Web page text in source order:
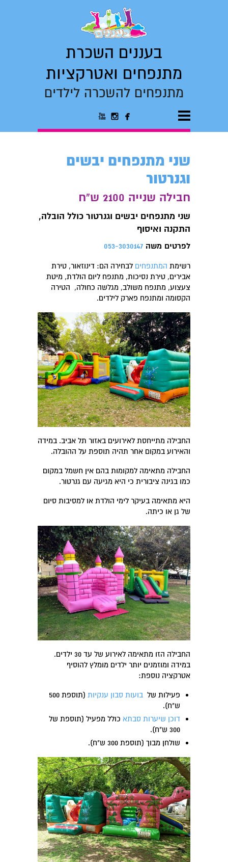
בעננים השכרת
מתנפחים ואטרקציות
מתנפחים להשכרה לילדים



שני מתנפחים יבשים
וגנרטור
חבילה שנייה 2100 ש"ח
שני מתנפחים יבשים וגנרטור כולל הובלה,
התקנה ואיסוף
לפרטים משה 053-3030147
רשימת המתנפחים לבחירה הם: דינוזאור, טירת
אבירים, טירת נסיכות, מתנפח ליום הולדת, מיטת
צעצוע, מתנפח משולב, מגלשה כחולה, הטירה
הקסומה ומתנפח פארק לילדים.
החבילה מתייחסת לאירועים באזור תל אביב. במידה
והאירוע במקום אחר תהיה תוספת על ההובלה.
החבילה מתאימה למקומות בהם אין חשמל במקום
כמו בגינה ציבורית כי היא מגיעה עם גנרטור.
היא מתאימה בעיקר לימי הולדת או למסיבות סיום
של גן או כיתה.
החבילה הזו מתאימה לאירוע של עד 30 ילדים.
במידה ומוזמנים יותר ילדים מומלץ להוסיף
אטרקציה נוספת:
פעילות של בועות סבון ענקיות
(תוספת 500
ש"ח).
דוכן שיערות סבתא כולל מפעיל (תוספת של
300 ש"ח).
שולחן מבוך (תוספת 300 ש"ח).